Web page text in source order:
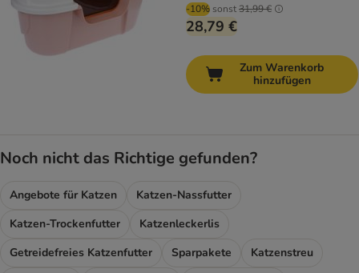
-10% sonst31,99 €
28,79 €
Zum Warenkorb
hinzufügen
Noch nicht das Richtige gefunden?
Angebote für Katzen
Katzen-Nassfutter
Katzen-Trockenfutter
Katzenleckerlis
Getreidefreies Katzenfutter
Sparpakete
Katzenstreu